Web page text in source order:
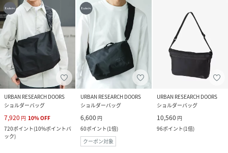
URBAN RESEARCH DOORS
ショルダーバッグ
7,920 円 10%OFF
720ポイント(10%ポイントバ
ック)
URBAN RESEARCH DOORS
ショルダーバッグ
6,600 円
60ポイント(1倍)
クーポン対象
URBAN RESEARCH DOORS
ショルダーバッグ
10,560 円
96ポイント(1倍)